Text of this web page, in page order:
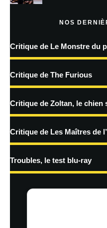
plus sur la façon dont les
NOS
Critique de Le Monstre du
Critique de The Furious
Critique de Zoltan, le chien
Critique de Les Maîtres de
Troubles, le test blu-ray